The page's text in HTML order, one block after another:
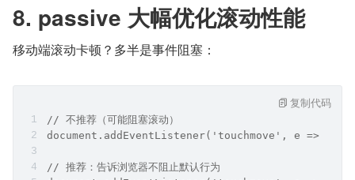
8. passive 大幅优化滚动性能
移动端滚动卡顿？多半是事件阻塞：
// 不推荐（可能阻塞滚动）
document.addEventListener('touchmove', e => {});
// 推荐：告诉浏览器不阻止默认行为
复制代码